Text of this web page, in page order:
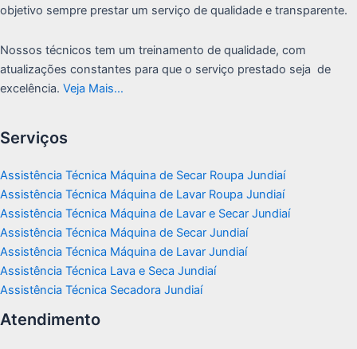
objetivo sempre prestar um serviço de qualidade e transparente.
Nossos técnicos tem um treinamento de qualidade, com
atualizações constantes para que o serviço prestado seja de
excelência. Veja Mais…
Serviços
Assistência Técnica Máquina de Secar Roupa Jundiaí
Assistência Técnica Máquina de Lavar Roupa Jundiaí
Assistência Técnica Máquina de Lavar e Secar Jundiaí
Assistência Técnica Máquina de Secar Jundiaí
Assistência Técnica Máquina de Lavar Jundiaí
Assistência Técnica Lava e Seca Jundiaí
Assistência Técnica Secadora Jundiaí
Atendimento